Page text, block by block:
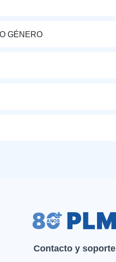
GÉNERO
Contacto y soporte